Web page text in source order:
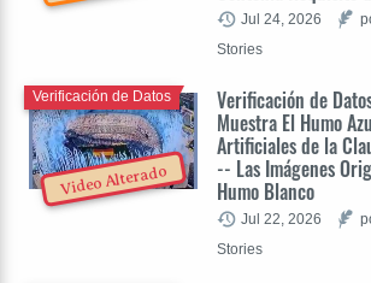
Jul 24, 2026
Stories
Video Alterado
Verificación de
Muestra El Humo
Artificiales de la
-- Las Imágenes
Humo Blanco
Verificación de Datos
Jul 22, 2026
Stories